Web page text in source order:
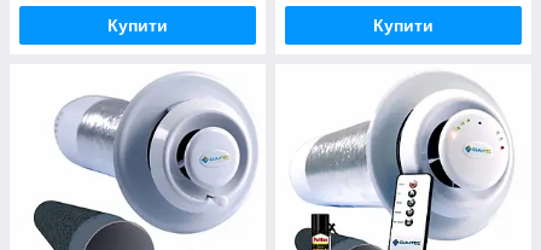
Купити Купити